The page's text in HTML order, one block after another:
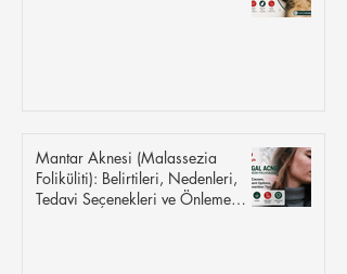
Mantar Aknesi (Malassezia
Foliküliti): Belirtileri, Nedenleri,
Tedavi Seçenekleri ve Önleme